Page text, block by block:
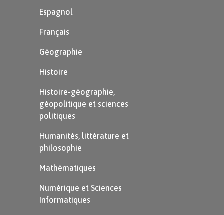
Espagnol
Français
Géographie
Histoire
Histoire-géographie,
géopolitique et sciences
politiques
Humanités, littérature et
philosophie
Mathématiques
Numérique et Sciences
Informatiques